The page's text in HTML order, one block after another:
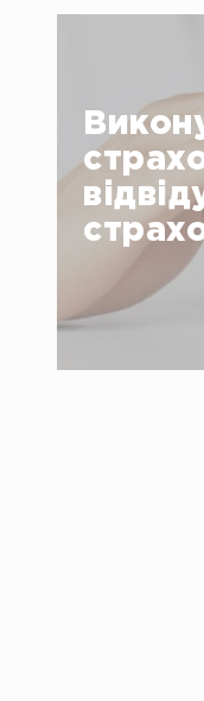
У тому
автоскла,
компанія.